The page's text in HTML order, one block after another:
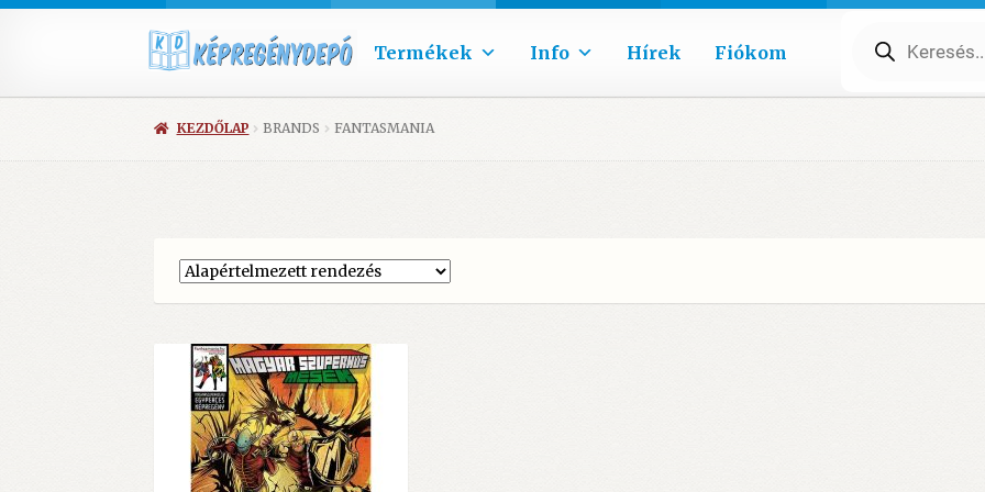
Termékek Info Hírek Fiókom search
KEZDŐLAP BRANDS FANTASMANIA